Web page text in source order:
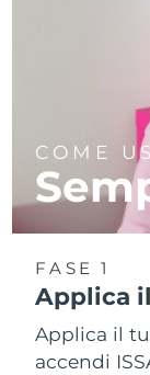
COME
FASE 1
Applica
Applica il
accendi